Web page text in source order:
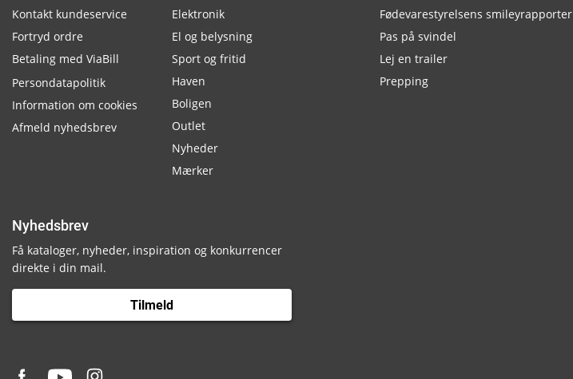
Kontakt kundeservice
Fortryd ordre
Betaling med ViaBill
Persondatapolitik
Information om cookies
Afmeld nyhedsbrev
Elektronik
El og belysning
Sport og fritid
Haven
Boligen
Outlet
Nyheder
Mærker
Fødevarestyrelsens smileyrapporter
Pas på svindel
Lej en trailer
Prepping
Nyhedsbrev
Få kataloger, nyheder, inspiration og konkurrencer
direkte i din mail.
Tilmeld